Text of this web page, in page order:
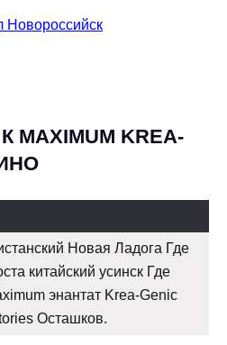
Новороссийск
KREA-
Новая Ладога Где
китайский усинск Где
энантат Krea-Genic
Осташков.